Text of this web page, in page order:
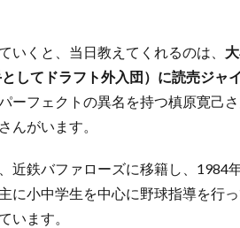
いくと、当日教えてくれるのは、
してドラフト外入団）に読売ジャ
ーフェクトの異名を持つ槙原寛己
んがいます。
近鉄バファローズに移籍し、1984
に小中学生を中心に野球指導を行
います。